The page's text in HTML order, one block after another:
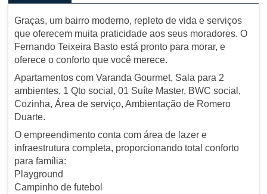
Graças, um bairro moderno, repleto de vida e serviços
que oferecem muita praticidade aos seus moradores. O
Fernando Teixeira Basto está pronto para morar, e
oferece o conforto que você merece.
Apartamentos com Varanda Gourmet, Sala para 2
ambientes, 1 Qto social, 01 Suíte Master, BWC social,
Cozinha, Área de serviço, Ambientação de Romero
Duarte.
O empreendimento conta com área de lazer e
infraestrutura completa, proporcionando total conforto
para família:
Playground
Campinho de futebol